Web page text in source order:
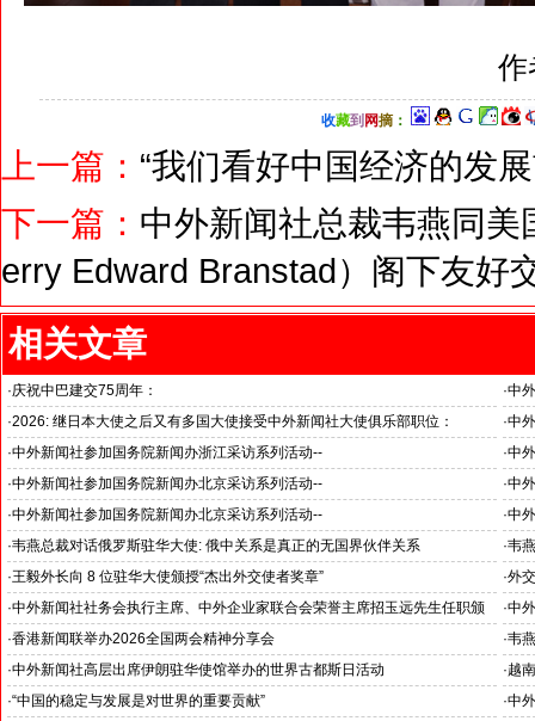
收藏到 网摘：
上一篇： “我们看好中国经济的发
下一篇： 中外新闻社总裁韦燕同美
erry Edward Branstad）阁下友好
相关文章
·庆祝中巴建交75周年：
韦燕总裁同多国大使出席巴基斯坦驻华大使馆举办“芒果节”
·中
医
·2026: 继日本大使之后又有多国大使接受中外新闻社大使俱乐部职位：
国之交在于民相亲, 民相亲在于心相通
·中
·中外新闻社参加国务院新闻办浙江采访系列活动--
推动科技创新和产业创新深度融合
·中
“科
·中外新闻社参加国务院新闻办北京采访系列活动--
见证科技创新和产业创新高质量发展
·中
小
·中外新闻社参加国务院新闻办北京采访系列活动--
北京人形机器人创新中心打造具有全球影响力的应用示范高地
·中
招待
·韦燕总裁对话俄罗斯驻华大使: 俄中关系是真正的无国界伙伴关系 ·韦
与
·王毅外长向 8 位驻华大使颁授“杰出外交使者奖章”
中外新闻社大使俱乐部向获奖大使表示祝贺
·外
·中外新闻社社务会执行主席、中外企业家联合会荣誉主席招玉远先生任职颁
证仪式在香港举行
·中
·香港新闻联举办2026全国两会精神分享会 ·韦
·中外新闻社高层出席伊朗驻华使馆举办的世界古都斯日活动 ·越
“中
·“中国的稳定与发展是对世界的重要贡献”
·中